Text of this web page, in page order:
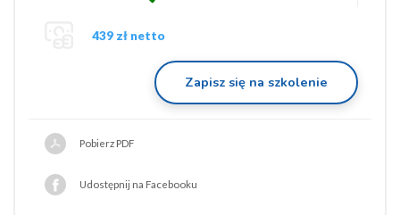
439 zł netto
Zapisz się na szkolenie
Pobierz PDF
Udostępnij na Facebooku